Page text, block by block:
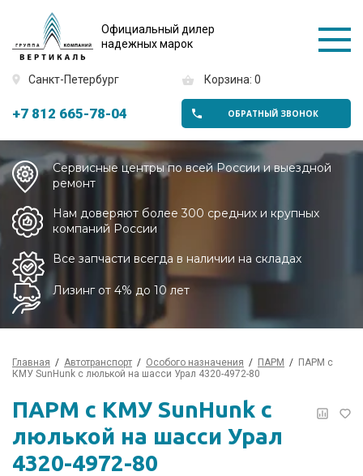
Официальный дилер
надежных марок
Санкт-Петербург Корзина: 0
+7 812 665-78-04 ОБРАТНЫЙ ЗВОНОК
Сервисные центры по всей России и выездной
ремонт
Нам доверяют более 300 средних и крупных
компаний России
Все запчасти всегда в наличии на складах
Лизинг от 4% до 10 лет
Главная Автотранспорт Особого назначения ПАРМ
ПАРМ с
КМУ SunHunk с люлькой на шасси Урал 4320-4972-80
ПАРМ с КМУ SunHunk с
люлькой на шасси Урал
4320-4972-80